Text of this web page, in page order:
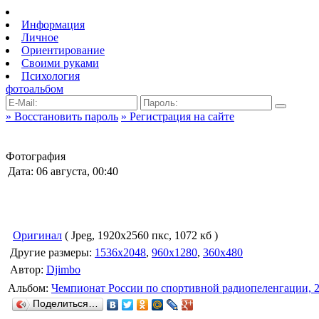
Информация
Личное
Ориентирование
Своими руками
Психология
фотоальбом
» Восстановить пароль » Регистрация на сайте
Фотография
Дата: 06 августа, 00:40
Оригинал ( Jpeg, 1920x2560 пкс, 1072 кб )
Другие размеры: 1536x2048, 960x1280, 360x480
Автор: Djimbo
Альбом: Чемпионат России по спортивной радиопеленгации,
Поделиться…